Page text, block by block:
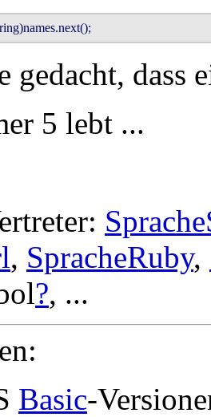
gedacht, dass
5 lebt ...
, SpracheRuby,
?, ...
Basic-